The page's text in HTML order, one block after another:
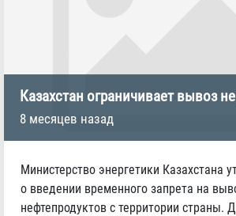
Казахстан ограничивает вывоз
8 месяцев назад
Министерство энергетики Казахстана
о введении временного запрета на
нефтепродуктов с территории страны.